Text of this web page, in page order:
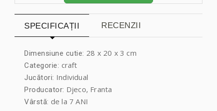
SPECIFICAȚII RECENZII
Dimensiune cutie: 28 x 20 x 3 cm
Categorie: craft
Jucători: Individual
Producator: Djeco, Franta
Vârstă: de la 7 ANI